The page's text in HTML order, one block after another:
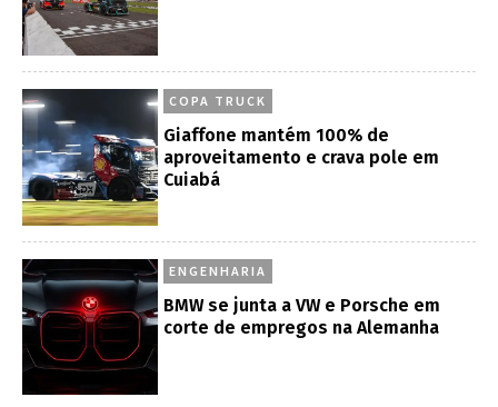
COPA TRUCK
Giaffone mantém 100% de
aproveitamento e crava pole em
Cuiabá
ENGENHARIA
BMW se junta a VW e Porsche em
corte de empregos na Alemanha